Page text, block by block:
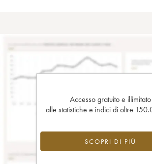
Accesso gratuito e illimitato
alle statistiche e indici di oltre
SCOPRI DI PIÙ